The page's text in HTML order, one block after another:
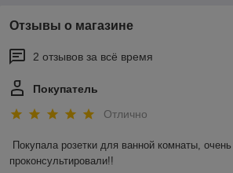
Отзывы о магазине
2 отзывов за всё время
Покупатель
Отлично
Покупала розетки для ванной комнаты,
проконсультировали!!